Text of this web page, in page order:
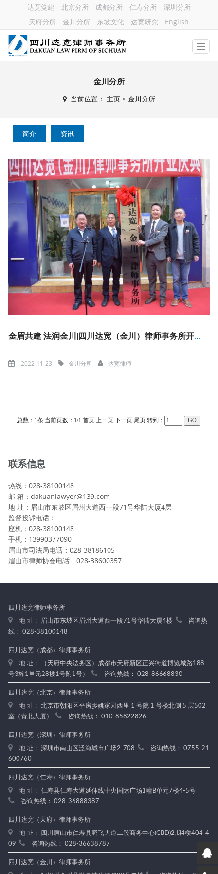
达宽党建 北京分所 成都分所 仁寿分所
深圳分所
天府分所
金川分所 东坡文化 达宽研究 English
金川分所
当前位置： 主页> 金川分所
简介 资讯
金眉共建 法润金川|四川达宽（金川）律师事务所开业庆典圆满举行
2022-11-23 金川分所 达宽律师
总数：1条 当前页数： 1/1 首页 上一页 下一页 尾页 转到：
联系信息
热线：028-38100148
邮 箱：dakuanlawyer@139.com
地 址：眉山市东坡区眉州大道西一段71号华陆大厦4层
监督投诉电话：
座机：028-38100148
手机：13990377090
眉山市司法局电话：028-38186105
眉山市律师协会电话：028-38600357
四川达宽律师事务所
地 址： 眉山市东坡区眉州大道西一段71号华陆大厦4楼
咨询热
线： 028-38100148
四川达宽（成都）律师事务所
地 址： （天府中央法务区）成都市天府新区正兴街道博览城路188
号3栋1单元28楼1号附1号）
咨询热线： 028-86668830
四川达宽（北京）律师事务所
地 址： 北京市朝阳区平房乡姚家园西里 1 号院 1 号楼北侧 5 层502
室（青北大厦）
咨询热线： 010-85822826
四川达宽（深圳）律师事务所
地 址： 深圳市南山区泛海城市广场2-708
咨询热线： 0755-21
600760
四川达宽（仁寿）律师事务所
地 址： 仁寿县仁寿大道延伸线中央国际广场1幢B单元7楼4-5号
咨询热线： 028-36888387
四川达宽（天府）律师事务所
地 址： 四川眉山市仁寿县腾飞大道二段商务中心(CBD)2期4楼404-4
09
咨询热线： 028-36638787
四川达宽（金川）律师事务所